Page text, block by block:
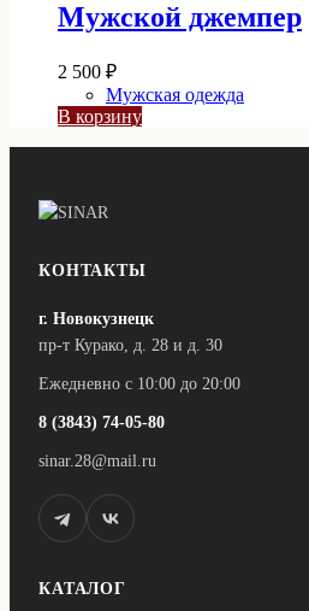
Мужской джемпер
2 500 ₽
Мужская одежда
В корзину
КОНТАКТЫ
г. Новокузнецк
пр-т Курако, д. 28 и д. 30
Ежедневно с 10:00 до 20:00
8 (3843) 74-05-80
sinar.28@mail.ru
КАТАЛОГ